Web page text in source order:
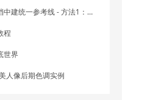
一参考线 - 方法1：对齐和分布
程
世界
人像后期色调实例